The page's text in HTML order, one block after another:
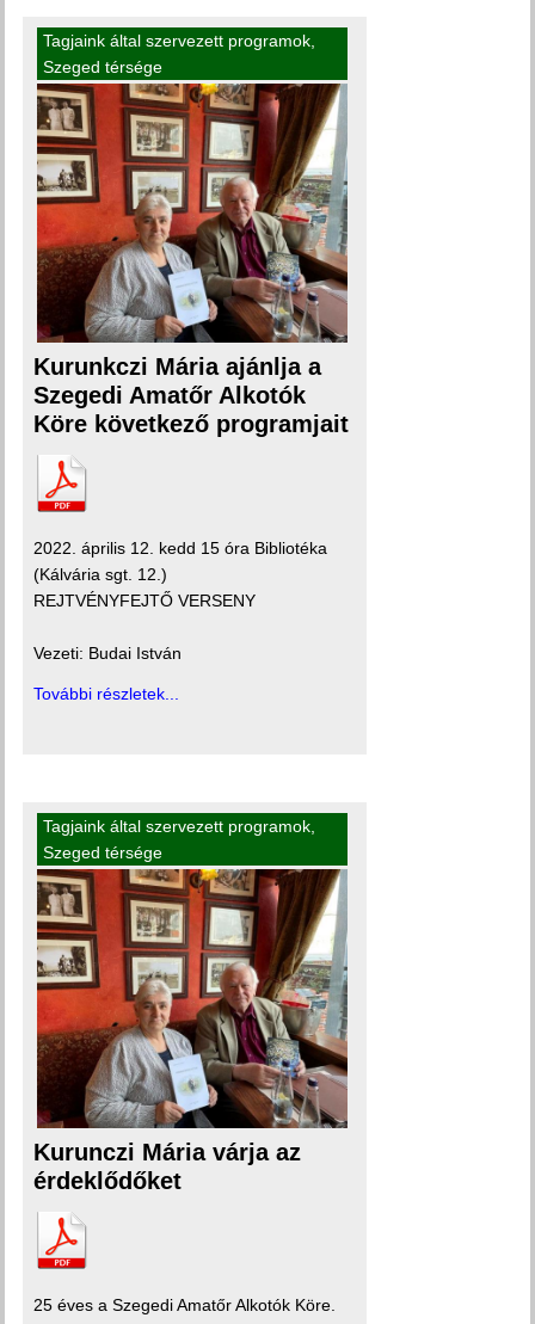
Tagjaink által szervezett programok
Szeged térsége
Kurunkczi Mária ajánlja a
Szegedi Amatőr Alkotók
Köre következő programjait
2022. április 12. kedd 15 óra Bibliotéka
(Kálvária sgt. 12.)
REJTVÉNYFEJTŐ VERSENY
Vezeti: Budai István
További részletek...
Tagjaink által szervezett programok
Szeged térsége
Kurunczi Mária várja az
érdeklődőket
25 éves a Szegedi Amatőr Alkotók Köre.